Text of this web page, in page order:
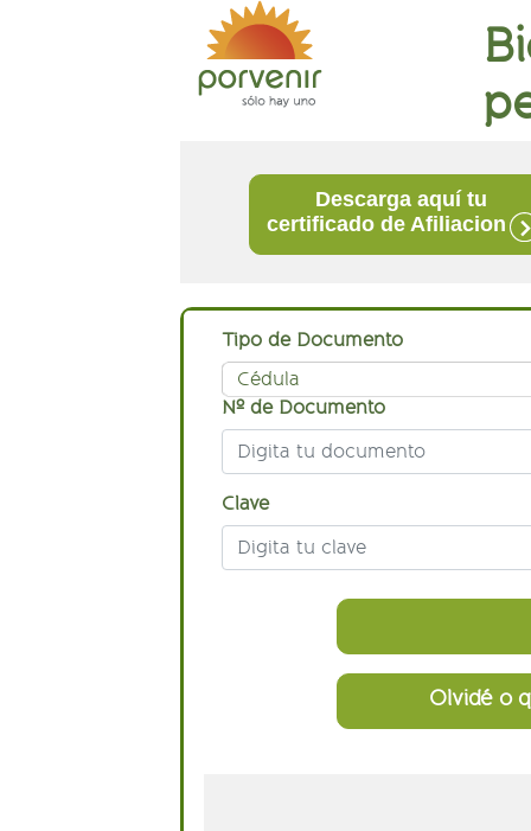
Descarga aquí tu
certificado de Afiliacion
Tipo de Documento
Cédula
Nº de Documento
Clave
Olvidé o